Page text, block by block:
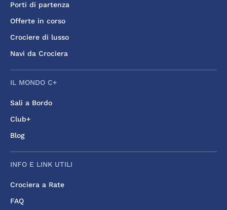
Porti di partenza
Offerte in corso
Crociere di lusso
Navi da Crociera
IL MONDO C+
Sali a Bordo
Club+
Blog
INFO E LINK UTILI
Crociera a Rate
FAQ